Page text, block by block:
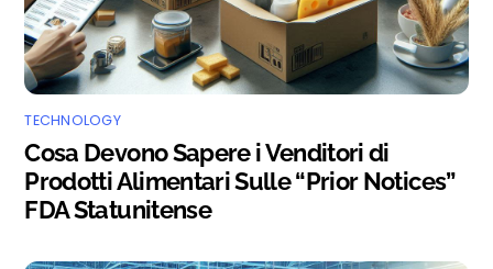
TECHNOLOGY
Cosa Devono Sapere i Venditori di
Prodotti Alimentari Sulle “Prior Notices”
FDA Statunitense